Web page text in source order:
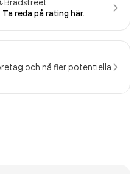
Bradstreet
reda på rating här.
och nå fler potentiella